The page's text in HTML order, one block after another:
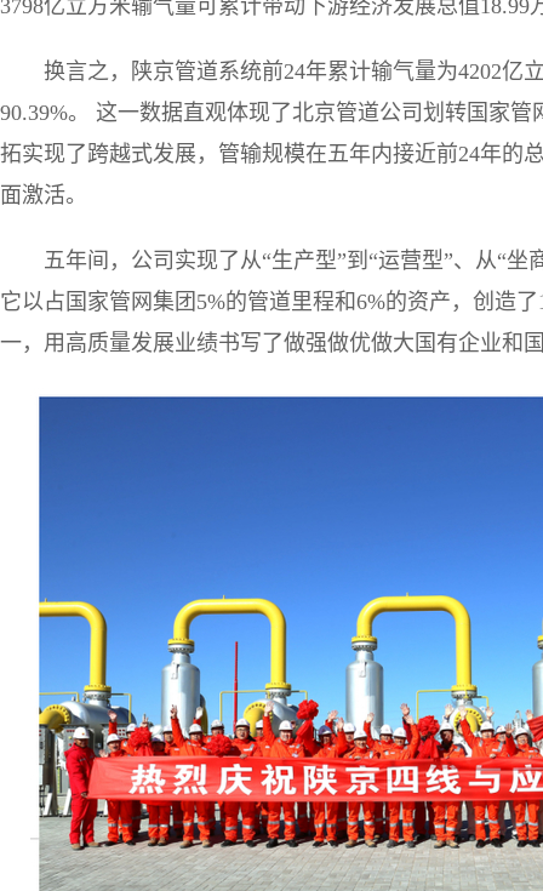
3798亿立方米输气量可累计带动下游经济发展总值18.99
换言之，陕京管道系统前24年累计输气量为4202亿
90.39%。 这一数据直观体现了北京管道公司划转国家
拓实现了跨越式发展，管输规模在五年内接近前24年的
面激活。
五年间，公司实现了从“生产型”到“运营型”、从“
它以占国家管网集团5%的管道里程和6%的资产，创造
一，用高质量发展业绩书写了做强做优做大国有企业和